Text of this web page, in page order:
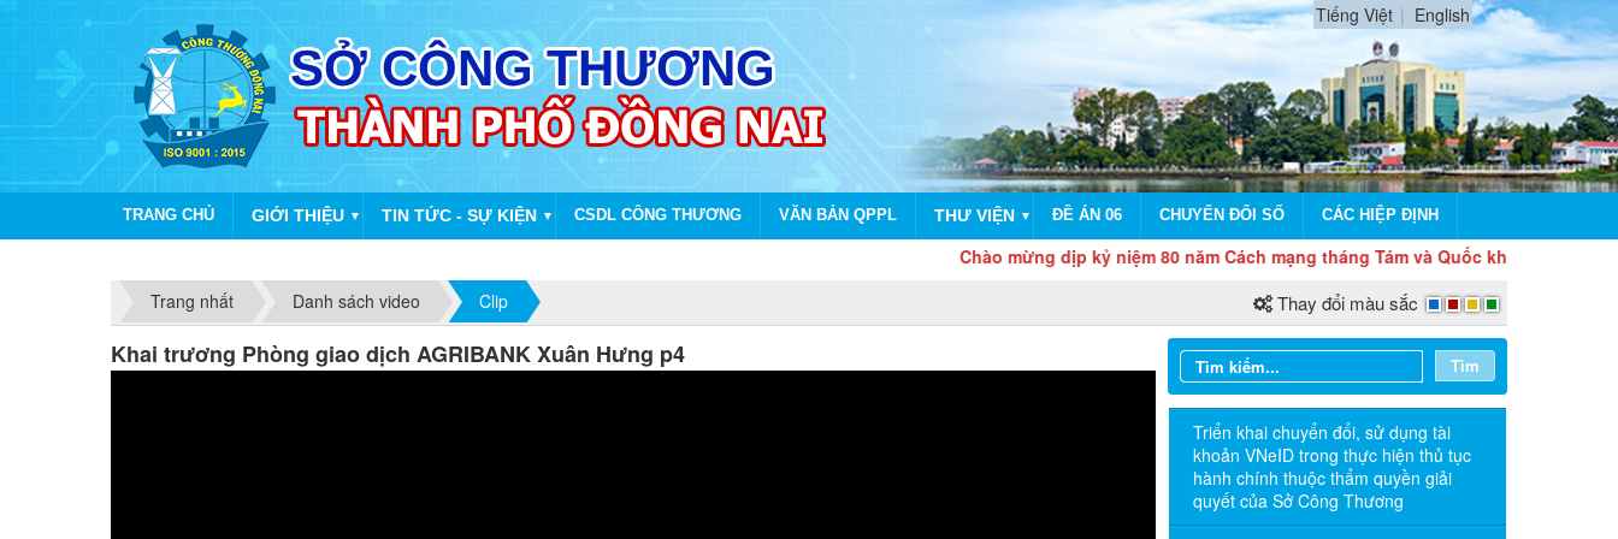
Tiếng Việt English
TRANG CHỦ GIỚI THIỆU ▼ TIN TỨC - SỰ KIỆN ▼ CSDL CÔNG THƯƠNG VĂN BẢN QPPL THƯ VIỆN ▼ ĐỀ ÁN 06 CHUYỂN ĐỔI SỐ CÁC HIỆP ĐỊNH
Chào mừng dịp kỷ niệm 80 năm Cách mạng tháng Tám và Quốc khánh 2/9
Trang nhất
Danh sách video Clip Thay đổi màu sắc
Khai trương Phòng giao dịch AGRIBANK Xuân Hưng p4 Tìm
Triển khai chuyển đổi, sử dụng tài
khoản VNeID trong thực hiện thủ tục
hành chính thuộc thẩm quyền giải
quyết của Sở Công Thương